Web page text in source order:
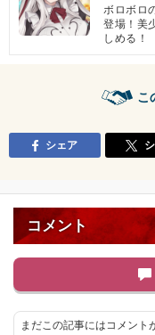
ボロボロ
登場！美
しめる！
こ
シェア
コメント
まだこの記事にはコメント